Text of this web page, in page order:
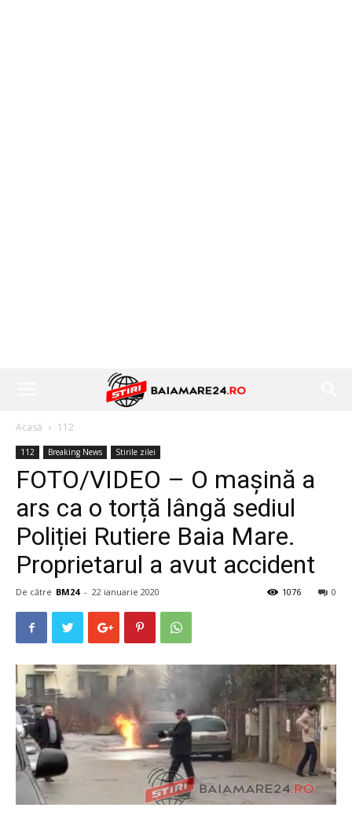
Acasă 112
112 Breaking News Stirile zilei
FOTO/VIDEO – O mașină a
ars ca o torță lângă sediul
Poliției Rutiere Baia Mare.
Proprietarul a avut accident
De către BM24 - 22 ianuarie 2020 0
1076